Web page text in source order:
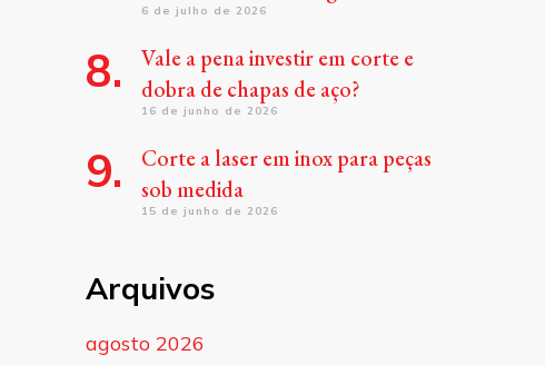
6 de julho de 2026
Vale a pena investir em corte e
dobra de chapas de aço?
16 de junho de 2026
Corte a laser em inox para peças
sob medida
15 de junho de 2026
Arquivos
agosto 2026